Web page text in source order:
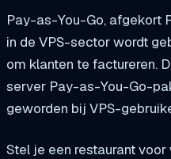
Pay-as-You-Go, afgekort
in de VPS-sector wordt
om klanten te factureren.
server Pay-as-You-Go-
geworden bij VPS-
Stel je een restaurant